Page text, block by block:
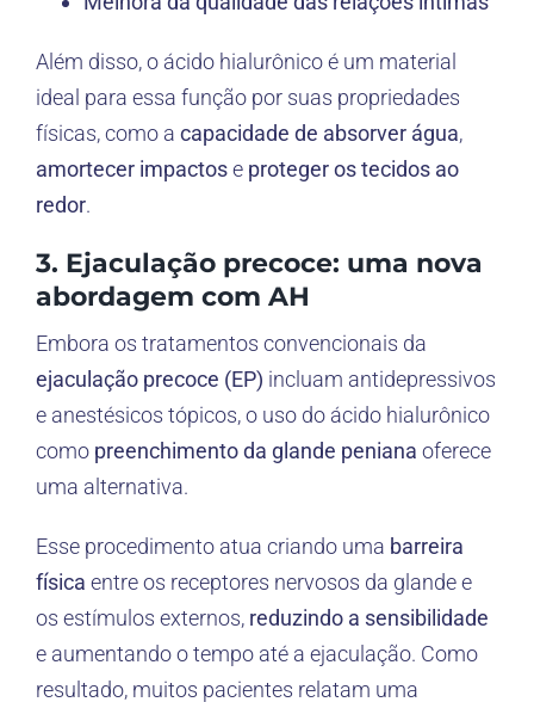
Além disso, o ácido hialurônico é um material
ideal para essa função por suas propriedades
físicas, como a capacidade de absorver água,
amortecer impactose proteger os tecidos ao
redor.
3. Ejaculação precoce: uma nova
abordagem com AH
Embora os tratamentos convencionais da
ejaculação precoce (EP) incluam antidepressivos
e anestésicos tópicos, o uso do ácido hialurônico
como preenchimento da glande peniana oferece
uma alternativa.
Esse procedimento atua criando uma barreira
física entre os receptores nervosos da glande e
os estímulos externos, reduzindo a sensibilidade
e aumentando o tempo até a ejaculação. Como
resultado, muitos pacientes relatam uma